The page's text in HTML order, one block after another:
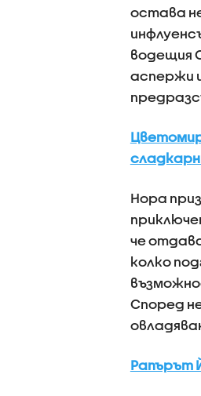
остава
водещия
аспержи
Нора
че
колко
Според
Рапърът